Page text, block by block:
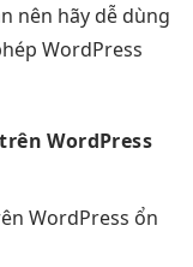
nên hãy dễ dùng
WordPress
WordPress
WordPress ổn